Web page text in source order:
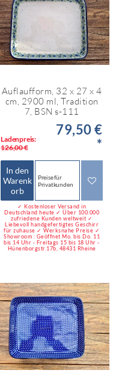
Auflaufform, 32 x 27 x 4
cm, 2900 ml, Tradition
7, BSN s-111
Ladenpreis:
126,00 €
79,50 €
*
In den
Warenk
orb
Preise für
Privatkunden
✓ Kostenloser Versand in
Deutschland heute ✓ Über 100.000
zufriedene Kunden weltweit ✓
Liebevoll handgefertigtes Geschirr
für zuhause ✓ Werksnahe Preise ✓
Showroom : Geöffnet Mo. bis Do. 11
bis 14 Uhr - Freitags 15 bis 18 Uhr -
Hünenborgstr.17b, 48431 Rheine